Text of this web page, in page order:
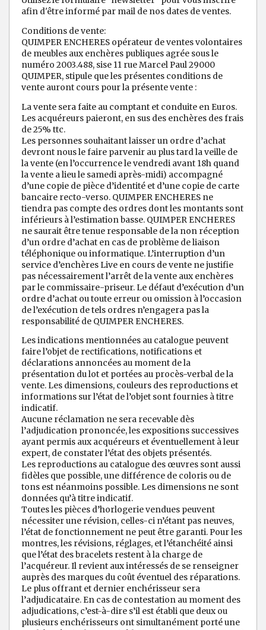
afin d'être informé par mail de nos dates de ventes.
Conditions de vente:
QUIMPER ENCHERES opérateur de ventes volontaires
de meubles aux enchères publiques agrée sous le
numéro 2003.488, sise 11 rue Marcel Paul 29000
QUIMPER, stipule que les présentes conditions de
vente auront cours pour la présente vente :
La vente sera faite au comptant et conduite en Euros.
Les acquéreurs paieront, en sus des enchères des frais
de 25% ttc.
Les personnes souhaitant laisser un ordre d’achat
devront nous le faire parvenir au plus tard la veille de
la vente (en l’occurrence le vendredi avant 18h quand
la vente a lieu le samedi après-midi) accompagné
d’une copie de pièce d’identité et d’une copie de carte
bancaire recto-verso. QUIMPER ENCHERES ne
tiendra pas compte des ordres dont les montants sont
inférieurs à l’estimation basse. QUIMPER ENCHERES
ne saurait être tenue responsable de la non réception
d’un ordre d’achat en cas de problème de liaison
téléphonique ou informatique. L’interruption d’un
service d’enchères Live en cours de vente ne justifie
pas nécessairement l’arrêt de la vente aux enchères
par le commissaire-priseur. Le défaut d’exécution d’un
ordre d’achat ou toute erreur ou omission à l’occasion
de l’exécution de tels ordres n’engagera pas la
responsabilité de QUIMPER ENCHERES.
Les indications mentionnées au catalogue peuvent
faire l’objet de rectifications, notifications et
déclarations annoncées au moment de la
présentation du lot et portées au procès-verbal de la
vente. Les dimensions, couleurs des reproductions et
informations sur l’état de l’objet sont fournies à titre
indicatif.
Aucune réclamation ne sera recevable dès
l’adjudication prononcée, les expositions successives
ayant permis aux acquéreurs et éventuellement à leur
expert, de constater l’état des objets présentés.
Les reproductions au catalogue des œuvres sont aussi
fidèles que possible, une différence de coloris ou de
tons est néanmoins possible. Les dimensions ne sont
données qu’à titre indicatif.
Toutes les pièces d’horlogerie vendues peuvent
nécessiter une révision, celles-ci n’étant pas neuves,
l’état de fonctionnement ne peut être garanti. Pour les
montres, les révisions, réglages, et l’étanchéité ainsi
que l’état des bracelets restent à la charge de
l’acquéreur. Il revient aux intéressés de se renseigner
auprès des marques du coût éventuel des réparations.
Le plus offrant et dernier enchérisseur sera
l’adjudicataire. En cas de contestation au moment des
adjudications, c’est-à-dire s’il est établi que deux ou
plusieurs enchérisseurs ont simultanément porté une